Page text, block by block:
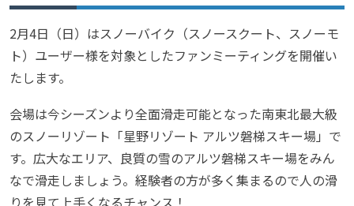
2月4日（日）はスノーバイク（スノースクート、スノーモ
ト）ユーザー様を対象としたファンミーティングを開催い
たします。
会場は今シーズンより全面滑走可能となった南東北最大級
のスノーリゾート「星野リゾート アルツ磐梯スキー場」で
す。広大なエリア、良質の雪のアルツ磐梯スキー場をみん
なで滑走しましょう。経験者の方が多く集まるので人の滑